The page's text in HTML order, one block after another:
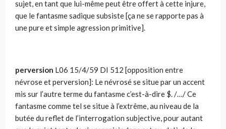
sujet, en tant que lui-même peut être offert à cette injure,
que le fantasme sadique subsiste [ça ne se rapporte pas à
une pure et simple agression primitive].
perversion L06 15/4/59 DI 512 [opposition entre
névrose et perversion]: Le névrosé se situe par un accent
mis sur l’autre terme du fantasme c’est-à-dire $. /…/ Ce
fantasme comme tel se situe à l’extrême, au niveau de la
butée du reflet de l’interrogation subjective, pour autant